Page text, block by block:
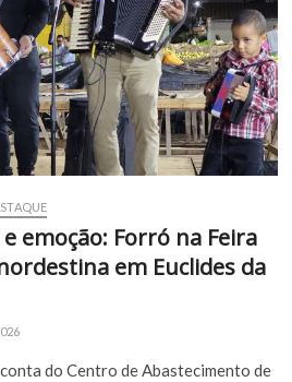
emoção: Forró na Feira
em Euclides da
do Centro de Abastecimento de